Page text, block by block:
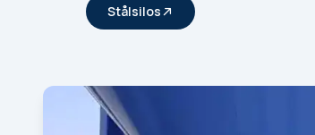
Stålsilos